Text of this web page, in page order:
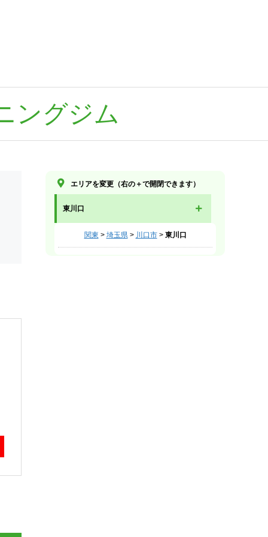
ングジム
エリアを変更（右の＋で開閉できます）
東川口
関東 > 埼玉県> 川口市> 東川口